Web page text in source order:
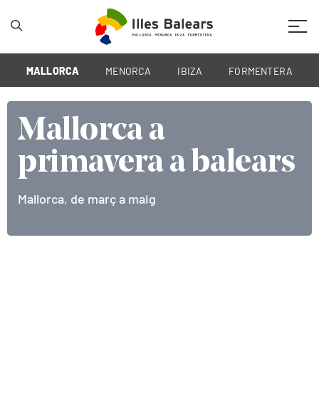
MALLORCA MENORCA IBIZA FORMENTERA
Mallorca a
primavera a balears
Mallorca, de març a maig
Mallorca a
primavera a balears
Mallorca, de març a maig
Mallorca a
primavera a balears
Les illes, de març a maig